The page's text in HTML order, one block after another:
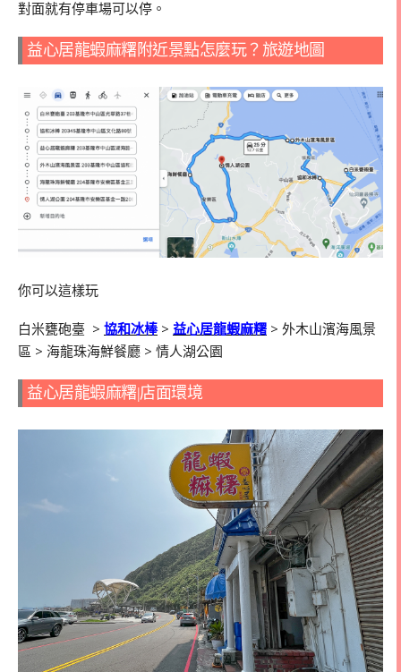
對面就有停車場可以停。
益心居龍蝦麻糬附近景點怎麼玩？旅遊地圖
你可以這樣玩
白米甕砲臺 > 協和冰棒> 益心居龍蝦麻糬 > 外木山濱海風景
區 > 海龍珠海鮮餐廳 > 情人湖公園
益心居龍蝦麻糬|店面環境